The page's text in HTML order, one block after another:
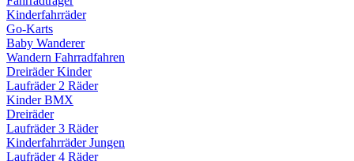
Kinderfahrräder
Go-Karts
Baby Wanderer
Wandern Fahrradfahren
Dreiräder Kinder
Laufräder 2 Räder
Kinder BMX
Dreiräder
Laufräder 3 Räder
Kinderfahrräder Jungen
Laufräder 4 Räder